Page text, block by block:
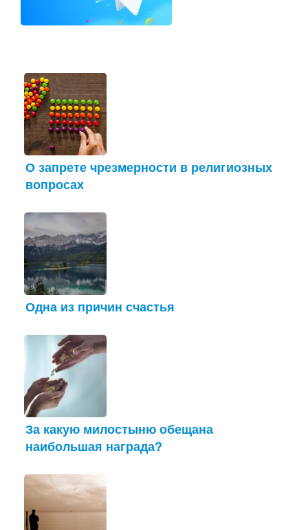
О запрете чрезмерности в религиозных
вопросах
Одна из причин счастья
За какую милостыню обещана
наибольшая награда?